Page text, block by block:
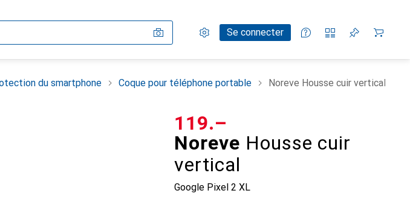
Paramètres
Compte clientSe connecter
Listes de comparaison
Listes d'envies
Panier
du smartphone Coque pour téléphone portable Noreve Housse cuir vertical
Noreve Housse cuir
vertical
Google Pixel 2 XL
CHF
119.–